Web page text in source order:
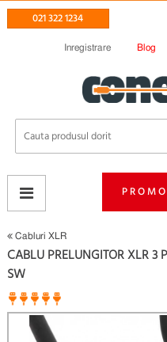
021 322 1234
Inregistrare Blog
Cabluri XLR
CABLU PRELUNGITOR XLR
SW
1 opinii
)